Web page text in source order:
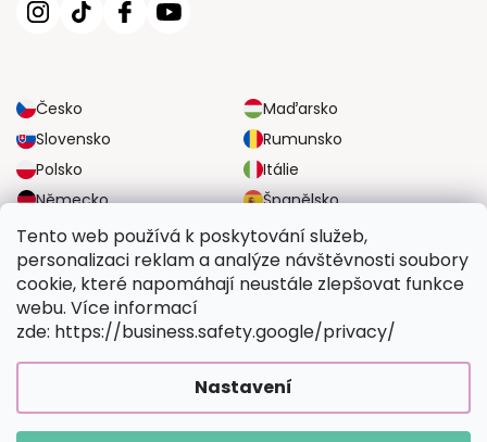
Tento web používá k poskytování služeb,
personalizaci reklam a analýze návštěvnosti soubory
cookie, které napomáhají neustále zlepšovat funkce
webu. Více informací
zde: https://business.safety.google/privacy/
Nastavení
Česko
Maďarsko
Slovensko
Rumunsko
Polsko
Itálie
Německo
Španělsko
Velká Británie
Rakousko
SPOLEHLIVÉ MOŽNOSTI DOPRAVY
BEZPEČNÉ MOŽNOSTI PLATBY